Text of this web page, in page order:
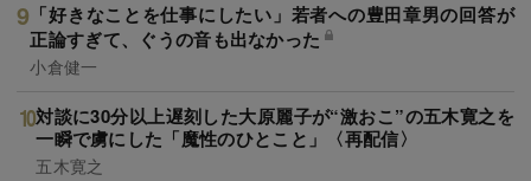
「好きなことを仕事にしたい」若者への豊田章男の回答が
正論すぎて、ぐうの音も出なかった
小倉健一
対談に30分以上遅刻した大原麗子が“激おこ”の五木寛之を
一瞬で虜にした「魔性のひとこと」〈再配信〉
五木寛之